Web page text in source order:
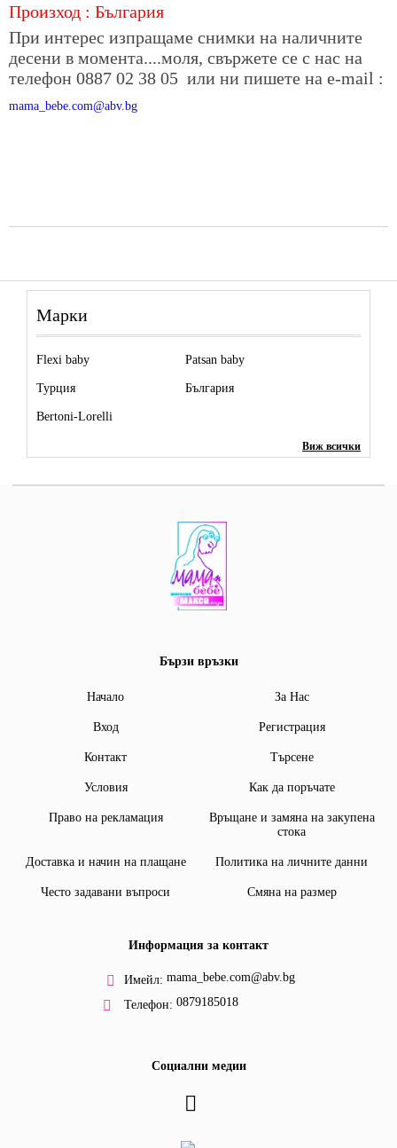
Произход : България
При интерес изпращаме снимки на наличните
десени в момента....моля, свържете се с нас на
телефон 0887 02 38 05 или ни пишете на е-mail :
mama_bebe.com@abv.bg
Марки
Flexi baby Patsan baby
Турция България
Bertoni-Lorelli
Виж всички
Бързи връзки
Начало За Нас
Вход Регистрация
Контакт Търсене
Условия Как да поръчате
Право на рекламация
Връщане и замяна на закупена
стока
Доставка и начин на плащане Политика на личните данни
Често задавани въпроси Смяна на размер
Информация за контакт
Имейл: mama_bebe.com@abv.bg
Телефон: 0879185018
Социални медии